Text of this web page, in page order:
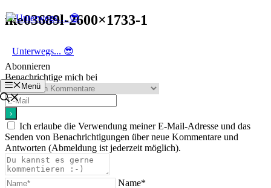
Zum
Inhalt
Unterwegs... 😎
Menü
ike03689l-2600×1733-1
Abonnieren
Benachrichtige mich bei
Ich erlaube die Verwendung meiner E-Mail-Adresse und das
Senden von Benachrichtigungen über neue Kommentare und
Antworten (Abmeldung ist jederzeit möglich).
Name*